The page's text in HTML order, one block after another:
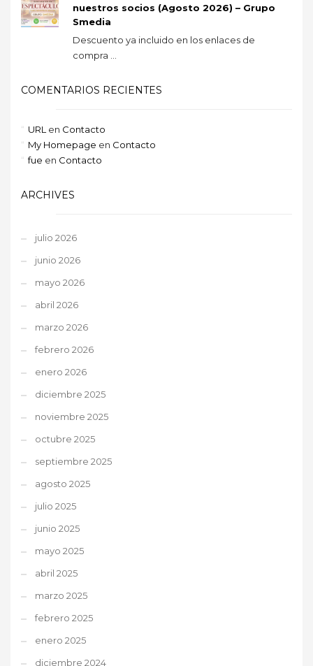
nuestros socios (Agosto 2026) – Grupo
Smedia
Descuento ya incluido en los enlaces de
compra ...
COMENTARIOS RECIENTES
URL en Contacto
My Homepage en Contacto
fue en Contacto
ARCHIVES
julio 2026
junio 2026
mayo 2026
abril 2026
marzo 2026
febrero 2026
enero 2026
diciembre 2025
noviembre 2025
octubre 2025
septiembre 2025
agosto 2025
julio 2025
junio 2025
mayo 2025
abril 2025
marzo 2025
febrero 2025
enero 2025
diciembre 2024